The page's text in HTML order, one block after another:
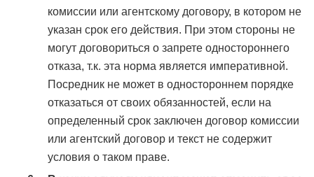
комиссии или агентскому договору, в котором не
указан срок его действия. При этом стороны не
могут договориться о запрете одностороннего
отказа, т.к. эта норма является императивной.
Посредник не может в одностороннем порядке
отказаться от своих обязанностей, если на
определенный срок заключен договор комиссии
или агентский договор и текст не содержит
условия о таком праве.